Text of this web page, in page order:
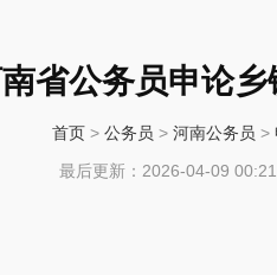
省公务员申论
首页 > 公务员 > 河南公务员 >
最后更新：2026-04-09